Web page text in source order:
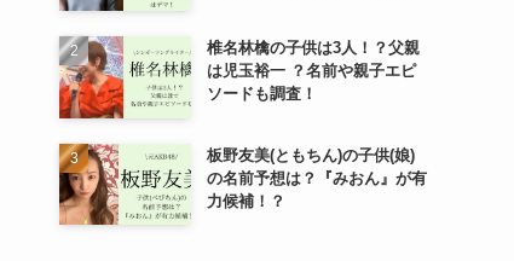
椎名林檎の子供は3人！？父親
は児玉裕一 ？名前や親子エピ
ソードも調査！
板野友美(ともちん)の子供(娘)
の名前予想は？『みおん』が有
力候補！？